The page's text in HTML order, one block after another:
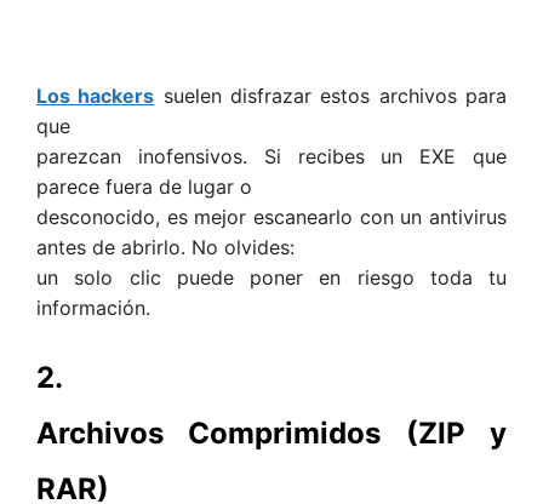
Los hackers suelen disfrazar estos archivos para
que
parezcan inofensivos. Si recibes un EXE que
parece fuera de lugar o
desconocido, es mejor escanearlo con un antivirus
antes de abrirlo. No olvides:
un solo clic puede poner en riesgo toda tu
información.
2.
Archivos Comprimidos (ZIP y
RAR)